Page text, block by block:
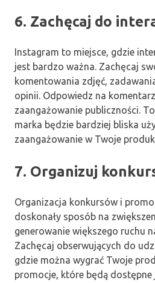
6. Zachęcaj do
Instagram to miejsce, gdzie
jest bardzo ważna. Zachęcaj
komentowania zdjęć,
opinii. Odpowiedz na
zaangażowanie publiczności.
marka będzie bardziej bliska
zaangażowanie w Twoje
7. Organizuj
Organizacja konkursów i
doskonały sposób na
generowanie większego ruchu
Zachęcaj obserwujących do
gdzie można wygrać Twoje
promocje, które będą dostępne